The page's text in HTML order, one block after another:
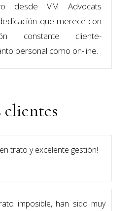
desde VM Advocats
que merece con
constante cliente-
personal como on-line.
clientes
trato y excelente gestión!
imposible, han sido muy